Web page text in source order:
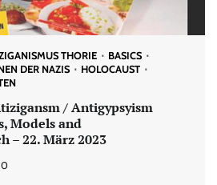
THORIE
BASICS
DER NAZIS
HOLOCAUST
/ Antigypsyism
Models and
– 22. März 2023
0